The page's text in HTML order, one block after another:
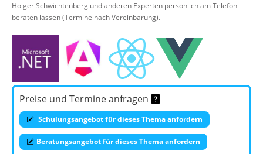
Holger Schwichtenberg und anderen Experten persönlich am Telefon
beraten lassen (Termine nach Vereinbarung).
Preise und Termine anfragen
Schulungsangebot für dieses Thema anfordern
Beratungsangebot für dieses Thema anfordern